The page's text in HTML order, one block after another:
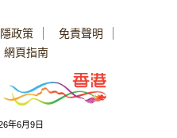
政策
免責聲明
網頁指南
年6月9日